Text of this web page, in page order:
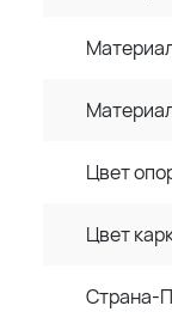
Цвет
Цвет
Страна-